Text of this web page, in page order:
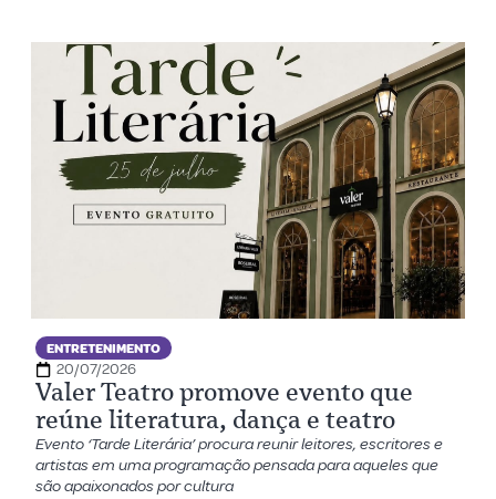
ENTRETENIMENTO
20/07/2026
Valer Teatro promove evento que
reúne literatura, dança e teatro
Evento ‘Tarde Literária’ procura reunir leitores, escritores e
artistas em uma programação pensada para aqueles que
são apaixonados por cultura